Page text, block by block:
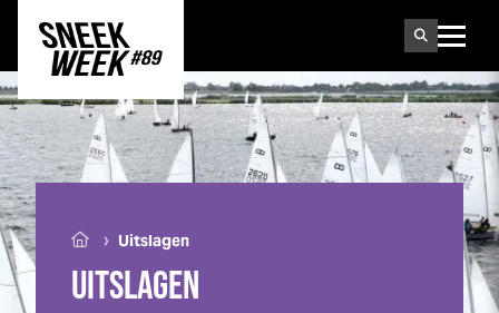
UITSLAGEN
› Uitslagen